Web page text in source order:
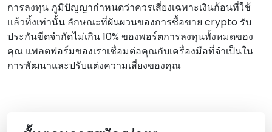
การลงทุน ภูมิปัญญากําหนดว่าควรเสี่ยงเฉพาะเงินก้อนที่ใช้
แล้วทิ้งเท่านั้น ลักษณะที่ผันผวนของการซื้อขาย crypto รับ
ประกันขีดจํากัดไม่เกิน 10% ของพอร์ตการลงทุนทั้งหมดของ
คุณ แพลตฟอร์มของเราเชื่อมต่อคุณกับเครื่องมือที่จําเป็นใน
การพัฒนาและปรับแต่งความเสี่ยงของคุณ